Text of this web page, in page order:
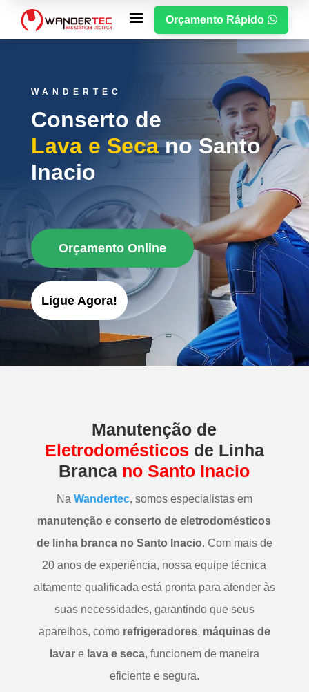
a Orçamento Rápido 
WANDERTEC
Conserto de
Lava e Secano Santo
Inacio
Orçamento Online
Ligue Agora!
Manutenção de
Eletrodomésticos de Linha
Branca no Santo Inacio
Na Wandertec, somos especialistas em
manutenção e conserto de eletrodomésticos
de linha branca no Santo Inacio. Com mais de
20 anos de experiência, nossa equipe técnica
altamente qualificada está pronta para atender às
suas necessidades, garantindo que seus
aparelhos, como refrigeradores, máquinas de
lavare lava e seca, funcionem de maneira
eficiente e segura.